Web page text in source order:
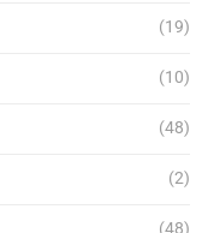
(19)
(10)
(48)
(2)
(48)